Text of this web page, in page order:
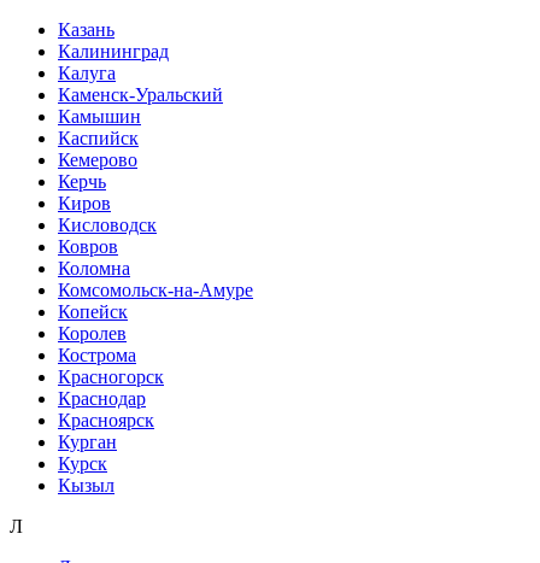
Казань
Калининград
Калуга
Каменск-Уральский
Камышин
Каспийск
Кемерово
Керчь
Киров
Кисловодск
Ковров
Коломна
Комсомольск-на-Амуре
Копейск
Королев
Кострома
Красногорск
Краснодар
Красноярск
Курган
Курск
Кызыл
Л